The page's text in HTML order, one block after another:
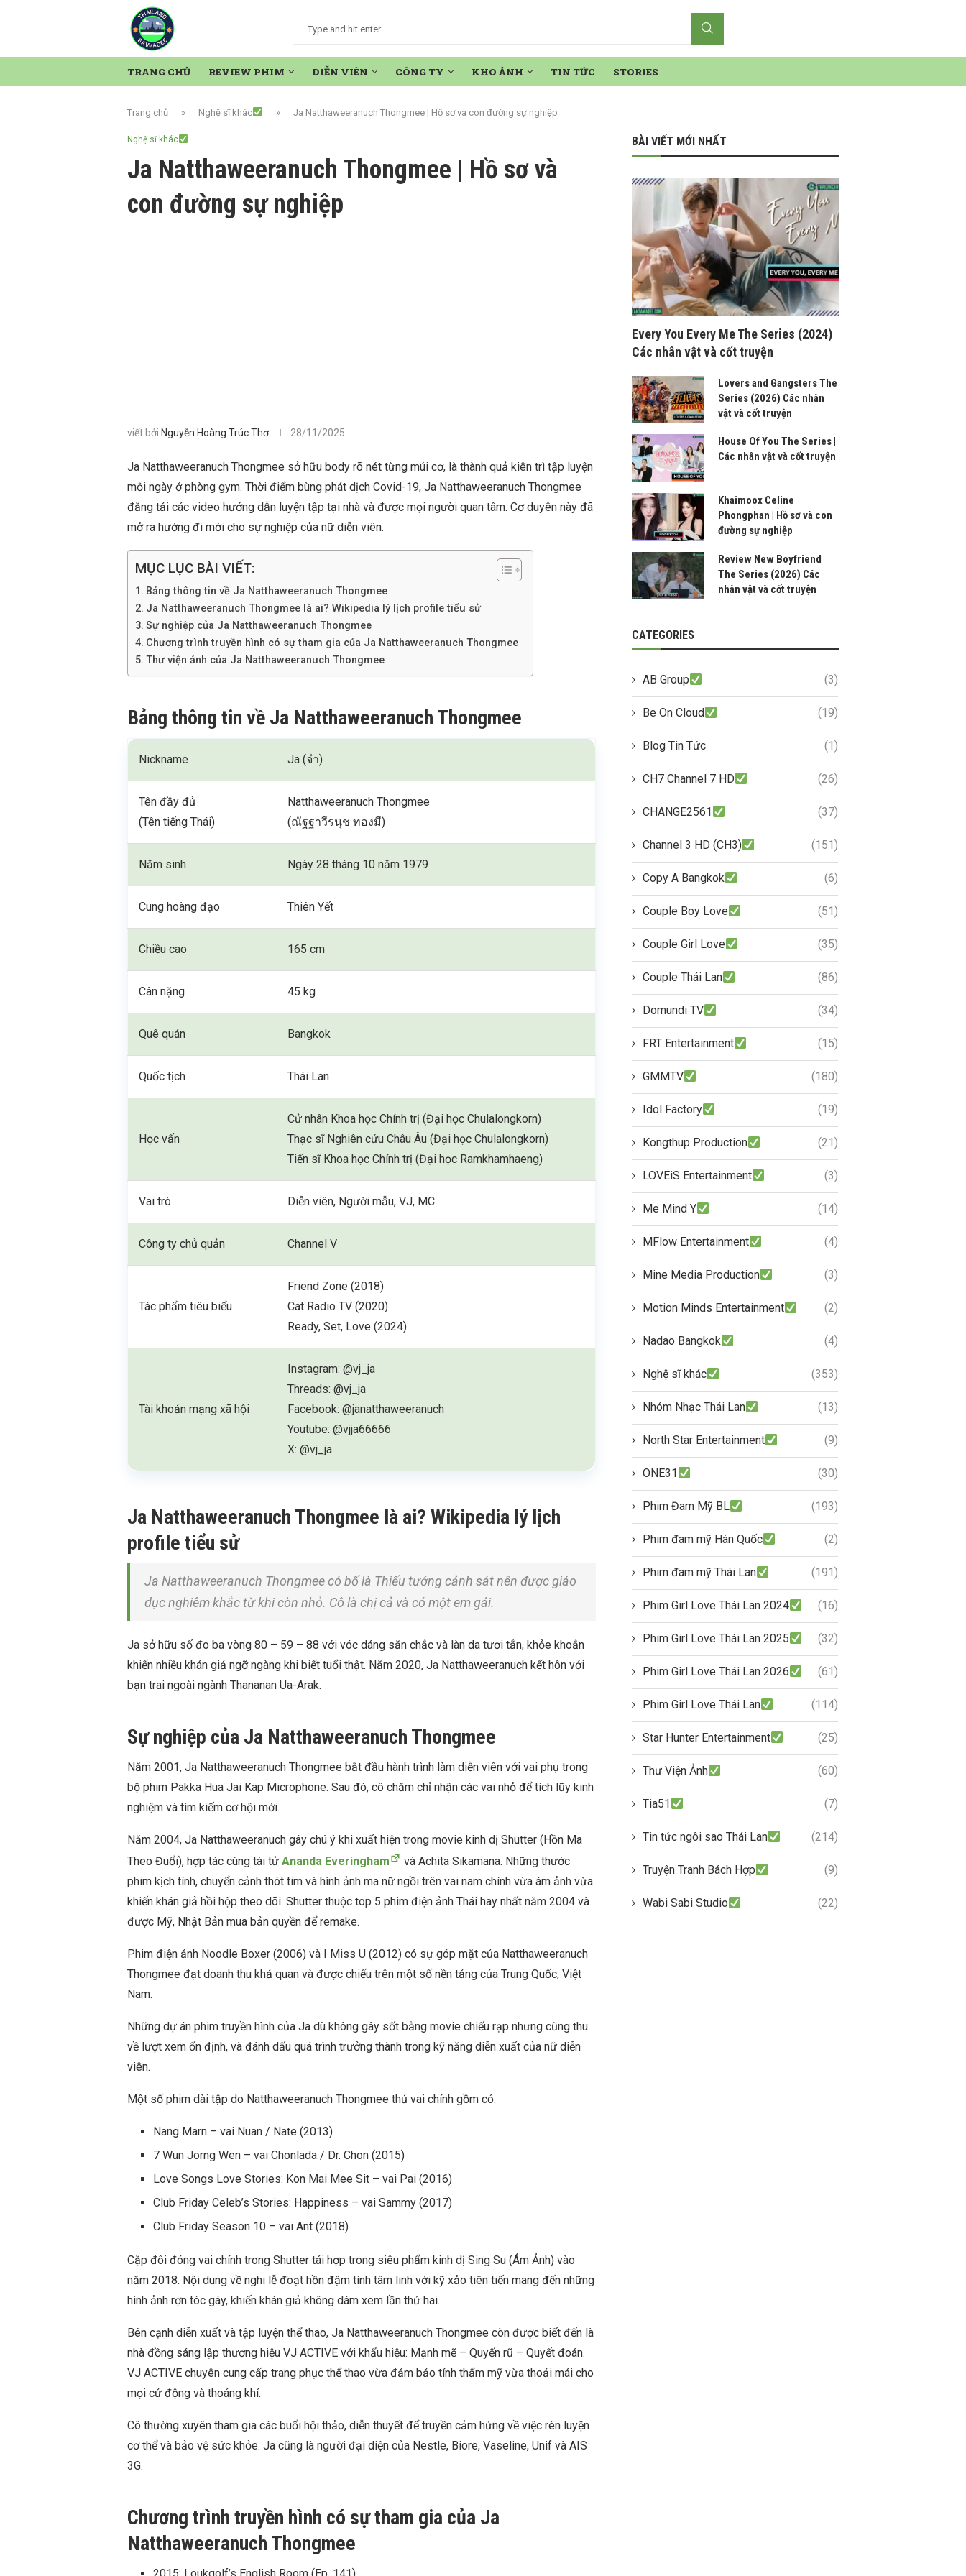
TRANG CHỦ REVIEW PHIM DIỄN VIÊN CÔNG TY KHO ẢNH TIN TỨC STORIES
Trang chủ » Nghệ sĩ khác » Ja Natthaweeranuch Thongmee | Hồ sơ và con đường sự nghiệp
Nghệ sĩ khác
Ja Natthaweeranuch Thongmee | Hồ sơ và
con đường sự nghiệp
viết bởi Nguyễn Hoàng Trúc Thơ 28/11/2025
Ja Natthaweeranuch Thongmee sở hữu body rõ nét từng múi cơ, là thành quả kiên trì tập luyện
mỗi ngày ở phòng gym. Thời điểm bùng phát dịch Covid-19, Ja Natthaweeranuch Thongmee
đăng tải các video hướng dẫn luyện tập tại nhà và được mọi người quan tâm. Cơ duyên này đã
mở ra hướng đi mới cho sự nghiệp của nữ diễn viên.
MỤC LỤC BÀI VIẾT:
Bảng thông tin về Ja Natthaweeranuch Thongmee
Ja Natthaweeranuch Thongmee là ai? Wikipedia lý lịch profile tiểu sử
Sự nghiệp của Ja Natthaweeranuch Thongmee
Chương trình truyền hình có sự tham gia của Ja Natthaweeranuch Thongmee
Thư viện ảnh của Ja Natthaweeranuch Thongmee
Bảng thông tin về Ja Natthaweeranuch Thongmee
Nickname Ja (จ๋า)
Tên đầy đủ
(Tên tiếng Thái)
Natthaweeranuch Thongmee
(ณัฐฐาวีรนุช ทองมี)
Năm sinh Ngày 28 tháng 10 năm 1979
Cung hoàng đạo Thiên Yết
Chiều cao 165 cm
Cân nặng 45 kg
Quê quán Bangkok
Quốc tịch Thái Lan
Học vấn
Cử nhân Khoa học Chính trị (Đại học Chulalongkorn)
Thạc sĩ Nghiên cứu Châu Âu (Đại học Chulalongkorn)
Tiến sĩ Khoa học Chính trị (Đại học Ramkhamhaeng)
Vai trò Diễn viên, Người mẫu, VJ, MC
Công ty chủ quản Channel V
Tác phẩm tiêu biểu
Friend Zone (2018)
Cat Radio TV (2020)
Ready, Set, Love (2024)
Tài khoản mạng xã hội
Instagram: @vj_ja
Threads: @vj_ja
Facebook: @janatthaweeranuch
Youtube: @vjja66666
X: @vj_ja
Ja Natthaweeranuch Thongmee là ai? Wikipedia lý lịch
profile tiểu sử
Ja Natthaweeranuch Thongmee có bố là Thiếu tướng cảnh sát nên được giáo
dục nghiêm khắc từ khi còn nhỏ. Cô là chị cả và có một em gái.
Ja sở hữu số đo ba vòng 80 – 59 – 88 với vóc dáng săn chắc và làn da tươi tắn, khỏe khoắn
khiến nhiều khán giả ngỡ ngàng khi biết tuổi thật. Năm 2020, Ja Natthaweeranuch kết hôn với
bạn trai ngoài ngành Thananan Ua-Arak.
Sự nghiệp của Ja Natthaweeranuch Thongmee
Năm 2001, Ja Natthaweeranuch Thongmee bắt đầu hành trình làm diễn viên với vai phụ trong
bộ phim Pakka Hua Jai Kap Microphone. Sau đó, cô chăm chỉ nhận các vai nhỏ để tích lũy kinh
nghiệm và tìm kiếm cơ hội mới.
Năm 2004, Ja Natthaweeranuch gây chú ý khi xuất hiện trong movie kinh dị Shutter (Hồn Ma
Theo Đuổi), hợp tác cùng tài tử Ananda Everingham
và Achita Sikamana. Những thước
phim kịch tính, chuyển cảnh thót tim và hình ảnh ma nữ ngồi trên vai nam chính vừa ám ảnh vừa
khiến khán giả hồi hộp theo dõi. Shutter thuộc top 5 phim điện ảnh Thái hay nhất năm 2004 và
được Mỹ, Nhật Bản mua bản quyền để remake.
Phim điện ảnh Noodle Boxer (2006) và I Miss U (2012) có sự góp mặt của Natthaweeranuch
Thongmee đạt doanh thu khả quan và được chiếu trên một số nền tảng của Trung Quốc, Việt
Nam.
Những dự án phim truyền hình của Ja dù không gây sốt bằng movie chiếu rạp nhưng cũng thu
về lượt xem ổn định, và đánh dấu quá trình trưởng thành trong kỹ năng diễn xuất của nữ diễn
viên.
Một số phim dài tập do Natthaweeranuch Thongmee thủ vai chính gồm có:
Nang Marn – vai Nuan / Nate (2013)
7 Wun Jorng Wen – vai Chonlada / Dr. Chon (2015)
Love Songs Love Stories: Kon Mai Mee Sit – vai Pai (2016)
Club Friday Celeb’s Stories: Happiness – vai Sammy (2017)
Club Friday Season 10 – vai Ant (2018)
Cặp đôi đóng vai chính trong Shutter tái hợp trong siêu phẩm kinh dị Sing Su (Ám Ảnh) vào
năm 2018. Nội dung về nghi lễ đoạt hồn đậm tính tâm linh với kỹ xảo tiên tiến mang đến những
hình ảnh rợn tóc gáy, khiến khán giả không dám xem lần thứ hai.
Bên cạnh diễn xuất và tập luyện thể thao, Ja Natthaweeranuch Thongmee còn được biết đến là
nhà đồng sáng lập thương hiệu VJ ACTIVE với khẩu hiệu: Mạnh mẽ – Quyến rũ – Quyết đoán.
VJ ACTIVE chuyên cung cấp trang phục thể thao vừa đảm bảo tính thẩm mỹ vừa thoải mái cho
mọi cử động và thoáng khí.
Cô thường xuyên tham gia các buổi hội thảo, diễn thuyết để truyền cảm hứng về việc rèn luyện
cơ thể và bảo vệ sức khỏe. Ja cũng là người đại diện của Nestle, Biore, Vaseline, Unif và AIS
3G.
Chương trình truyền hình có sự tham gia của Ja
Natthaweeranuch Thongmee
BÀI VIẾT MỚI NHẤT
Every You Every Me The Series (2024)
Các nhân vật và cốt truyện
Lovers and Gangsters The
Series (2026) Các nhân
vật và cốt truyện
House Of You The Series |
Các nhân vật và cốt truyện
Khaimoox Celine
Phongphan | Hồ sơ và con
đường sự nghiệp
Review New Boyfriend
The Series (2026) Các
nhân vật và cốt truyện
CATEGORIES
AB Group (3)
Be On Cloud (19)
Blog Tin Tức (1)
CH7 Channel 7 HD (26)
CHANGE2561 (37)
Channel 3 HD (CH3) (151)
Copy A Bangkok (6)
Couple Boy Love (51)
Couple Girl Love (35)
Couple Thái Lan (86)
Domundi TV (34)
FRT Entertainment (15)
GMMTV (180)
Idol Factory (19)
Kongthup Production (21)
LOVEiS Entertainment (3)
Me Mind Y (14)
MFlow Entertainment (4)
Mine Media Production (3)
Motion Minds Entertainment (2)
Nadao Bangkok (4)
Nghệ sĩ khác (353)
Nhóm Nhạc Thái Lan (13)
North Star Entertainment (9)
ONE31 (30)
Phim Đam Mỹ BL (193)
Phim đam mỹ Hàn Quốc (2)
Phim đam mỹ Thái Lan (191)
Phim Girl Love Thái Lan 2024 (16)
Phim Girl Love Thái Lan 2025 (32)
Phim Girl Love Thái Lan 2026 (61)
Phim Girl Love Thái Lan (114)
Star Hunter Entertainment (25)
Thư Viện Ảnh (60)
Tia51 (7)
Tin tức ngôi sao Thái Lan (214)
Truyện Tranh Bách Hợp (9)
Wabi Sabi Studio (22)